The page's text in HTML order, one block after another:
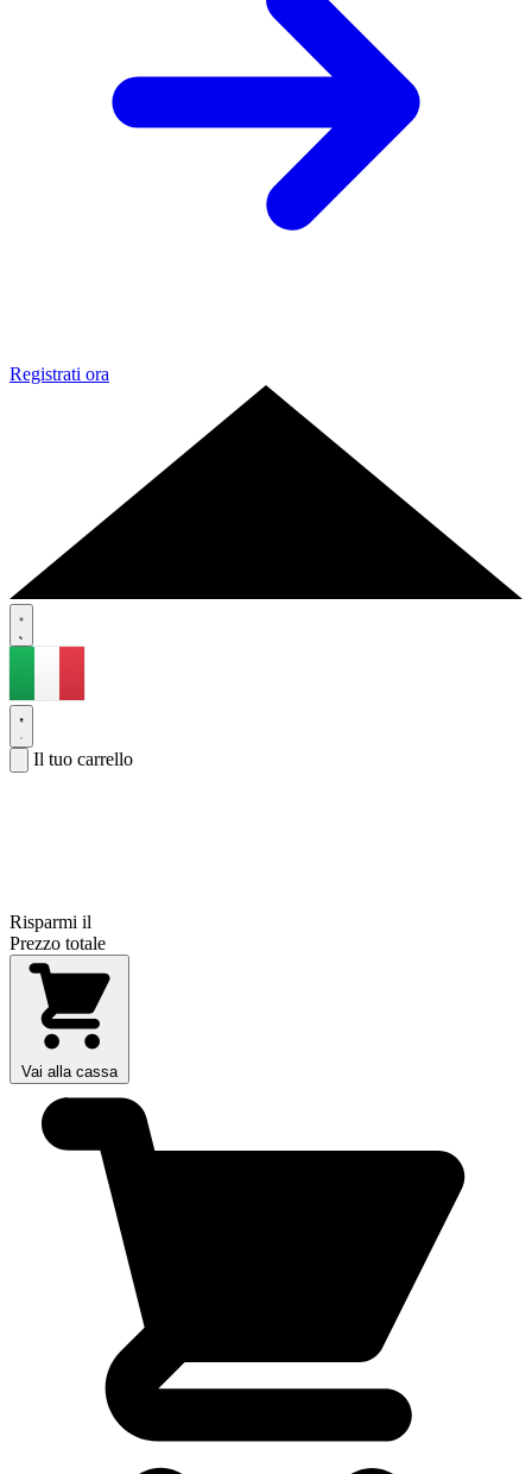
Registrati ora
Il tuo carrello
Risparmi il
Prezzo totale
Vai alla cassa